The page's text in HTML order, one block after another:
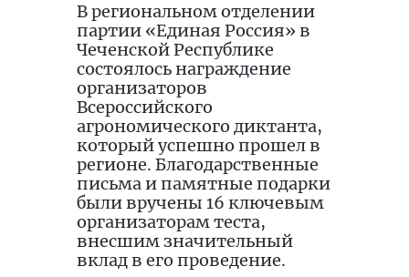
В региональном отделении
партии «Единая Россия» в
Чеченской Республике
состоялось награждение
организаторов
Всероссийского
агрономического диктанта,
который успешно прошел в
регионе. Благодарственные
письма и памятные подарки
были вручены 16 ключевым
организаторам теста,
внесшим значительный
вклад в его проведение.